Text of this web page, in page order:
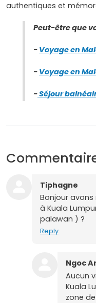
authentiques et
Peut-être que
- Voyage en
- Voyage en
-Séjour
Tiphagne
Bonjour avons
à Kuala
palawan ) ?
Reply
Ngoc
Aucun
Kuala
zone